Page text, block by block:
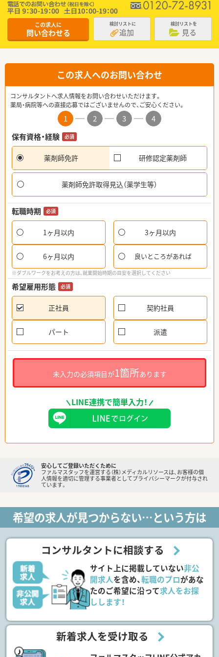
この求人に
問い合わせる
検討リストに
追加
検討リストを
見る
この求人へのお問い合わせ
コンサルタントへ求人情報をお問い合わせいただけます。
薬局・病院等への直接応募ではございませんので、ご安心ください。
1 2 3
4
保有資格・経験
必須
薬剤師免許 研修認定薬剤師
薬剤師免許取得見込（薬学生等）
転職時期 必須
1ヶ月以内 3ヶ月以内
6ヶ月以内 良いところがあれば
※ダブルワークをお考えの方は、就業開始時期の目安を選択してください
希望雇用形態 必須
正社員 契約社員
パート 派遣
未入力の必須項目が1箇所あります
LINE連携で簡単入力！
安心してご登録いただくために
ファルマスタッフを運営する（株）メディカルリソースは、お客様の個
人情報を適切に管理する事業者としてプライバシーマークが付与され
ています。
希望の求人が見つからない…という方は
コンサルタントに相談する
サイト上に掲載していない非公
開求人を含め、転職のプロがあな
たのご希望に沿って求人をお探
しします！
新着求人を受け取る